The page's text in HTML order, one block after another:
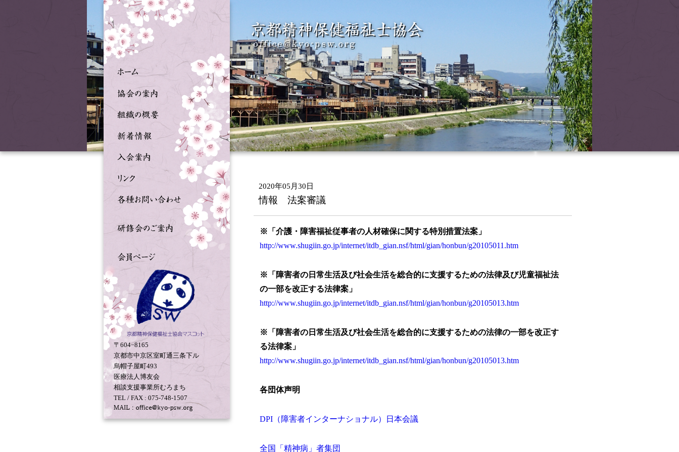
〒604−8165
京都市中京区室町通三条下ル
烏帽子屋町493
医療法人博友会
相談支援事業所むろまち
TEL / FAX : 075-748-1507
2020年05月30日
情報 法案審議
※「介護・障害福祉従事者の人材確保に関する特別措置法案」
http://www.shugiin.go.jp/internet/itdb_gian.nsf/html/gian/honbun/g20105011.htm
※「障害者の日常生活及び社会生活を総合的に支援するための法律及び児童福祉法
の一部を改正する法律案」
http://www.shugiin.go.jp/internet/itdb_gian.nsf/html/gian/honbun/g20105013.htm
※「障害者の日常生活及び社会生活を総合的に支援するための法律の一部を改正す
る法律案」
http://www.shugiin.go.jp/internet/itdb_gian.nsf/html/gian/honbun/g20105013.htm
各団体声明
DPI（障害者インターナショナル）日本会議
全国「精神病」者集団